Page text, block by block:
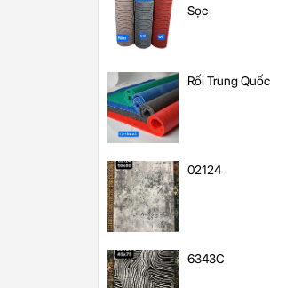
Sọc
Rối Trung Quốc
02124
6343C